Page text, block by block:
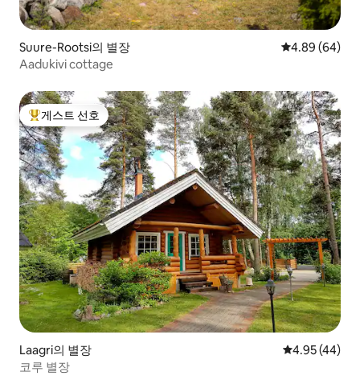
Suure-Rootsi의 별장 평점 4.89점(5
4.89 (64)
Aadukivi cottage
상위 게스트 선호
게스트 선호
Laagri의 별장 평점 4.95점(5
4.95 (44)
코루 별장